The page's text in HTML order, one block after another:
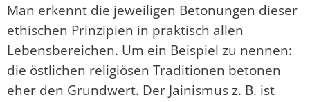
Man erkennt die jeweiligen Betonungen dieser
ethischen Prinzipien in praktisch allen
Lebensbereichen. Um ein Beispiel zu nennen:
die östlichen religiösen Traditionen betonen
eher den Grundwert. Der Jainismus z. B. ist